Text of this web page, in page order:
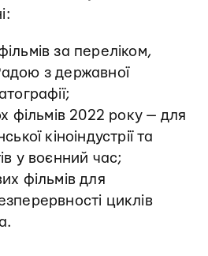
за переліком,
з державної
фільмів 2022 року — для
кіноіндустрії та
у воєнний час;
фільмів для
циклів